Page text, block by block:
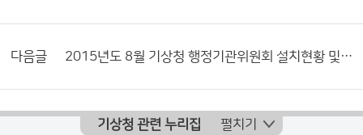
다음글 2015년도 8월 기상청 행정기관위원회 설치현황 및 활동내역서
기상청 관련 누리집 펼치기